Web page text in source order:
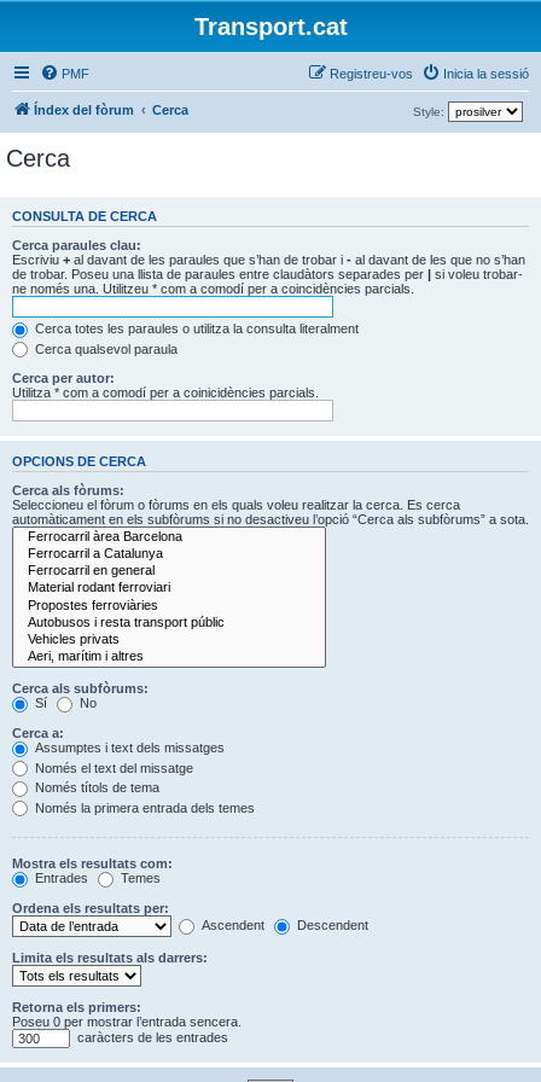
Transport.cat
PMF Inicia la sessió
Registreu-vos
Índex del fòrum Cerca Style:
Cerca
CONSULTA DE CERCA
Cerca paraules clau:
Escriviu + al davant de les paraules que s’han de trobar i - al davant de les que no s’han
de trobar. Poseu una llista de paraules entre claudàtors separades per | si voleu trobar-
ne només una. Utilitzeu * com a comodí per a coincidències parcials.
Cerca totes les paraules o utilitza la consulta literalment
Cerca qualsevol paraula
Cerca per autor:
Utilitza * com a comodí per a coinicidències parcials.
OPCIONS DE CERCA
Cerca als fòrums:
Seleccioneu el fòrum o fòrums en els quals voleu realitzar la cerca. Es cerca
automàticament en els subfòrums si no desactiveu l’opció “Cerca als subfòrums” a sota.
Cerca als subfòrums:
Sí
No
Cerca a:
Assumptes i text dels missatges
Només el text del missatge
Només títols de tema
Només la primera entrada dels temes
Mostra els resultats com:
Entrades
Temes
Ordena els resultats per:
Ascendent
Descendent
Limita els resultats als darrers:
Retorna els primers:
Poseu 0 per mostrar l’entrada sencera.
caràcters de les entrades